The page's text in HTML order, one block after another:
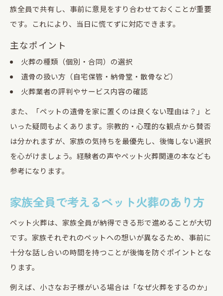
族全員で共有し、事前に意見をすり合わせておくことが重要
です。これにより、当日に慌てずに対応できます。
主なポイント
火葬の種類（個別・合同）の選択
遺骨の扱い方（自宅保管・納骨堂・散骨など）
火葬業者の評判やサービス内容の確認
また、「ペットの遺骨を家に置くのは良くない理由は？」と
いった疑問もよくあります。宗教的・心理的な観点から賛否
は分かれますが、家族の気持ちを最優先し、後悔しない選択
を心がけましょう。経験者の声やペット火葬関連の本なども
参考になります。
家族全員で考えるペット火葬のあり方
ペット火葬は、家族全員が納得できる形で進めることが大切
です。家族それぞれのペットへの想いが異なるため、事前に
十分な話し合いの時間を持つことが後悔を防ぐポイントとな
ります。
例えば、小さなお子様がいる場合は「なぜ火葬をするのか」